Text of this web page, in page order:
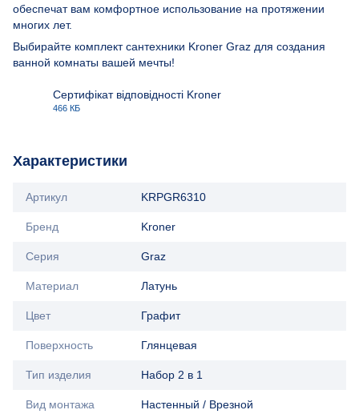
обеспечат вам комфортное использование на протяжении
многих лет.
Выбирайте комплект сантехники Kroner Graz для создания
ванной комнаты вашей мечты!
Сертифікат відповідності Kroner
466 КБ
Характеристики
Артикул KRPGR6310
Бренд Kroner
Серия Graz
Материал Латунь
Цвет Графит
Поверхность Глянцевая
Тип изделия Набор 2 в 1
Вид монтажа Настенный / Врезной